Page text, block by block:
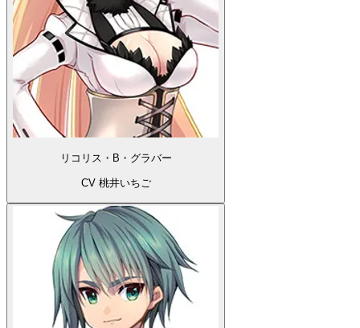
リコリス・B・グラバー
CV 桃井いちご